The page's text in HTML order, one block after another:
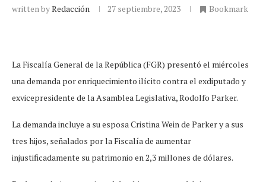
written byRedacción 27 septiembre, 2023 Bookmark
La Fiscalía General de la República (FGR) presentó el miércoles
una demanda por enriquecimiento ilícito contra el exdiputado y
exvicepresidente de la Asamblea Legislativa, Rodolfo Parker.
La demanda incluye a su esposa Cristina Wein de Parker y a sus
tres hijos, señalados por la Fiscalía de aumentar
injustificadamente su patrimonio en 2,3 millones de dólares.